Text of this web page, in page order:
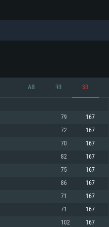
REQUISE
processeurs Intel Xeon ne sont
modernes
AB RB SB
79 167
72 167
70 167
82 167
75 167
86 167
71 167
71 167
102 167